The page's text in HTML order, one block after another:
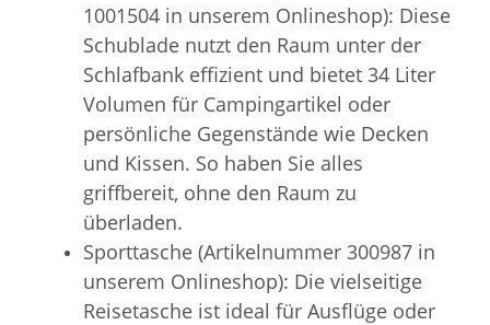
1001504 in unserem Onlineshop): Diese
Schublade nutzt den Raum unter der
Schlafbank effizient und bietet 34 Liter
Volumen für Campingartikel oder
persönliche Gegenstände wie Decken
und Kissen. So haben Sie alles
griffbereit, ohne den Raum zu
überladen.
Sporttasche (Artikelnummer 300987 in
unserem Onlineshop): Die vielseitige
Reisetasche ist ideal für Ausflüge oder